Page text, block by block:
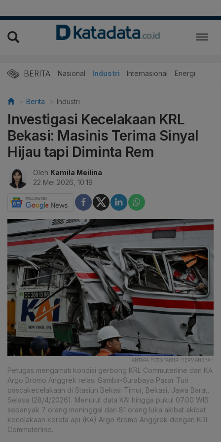
BERITA Nasional Industri Internasional Energi
Berita Industri
Investigasi Kecelakaan KRL
Bekasi: Masinis Terima Sinyal
Hijau tapi Diminta Rem
Oleh Kamila Meilina
22 Mei 2026, 10:19
ANTARA FOTO/FAKHRI HERMANSYAH
Petugas mengamati kondisi gerbong KRL Commuterline dan KA
Argo Bromo Anggrek relasi Gambir-Surabaya Pasar Turi
pascakecelakaan di Stasiun Bekasi Timur, Bekasi, Jawa Barat,
Selasa (28/4/2026). Menurut data KAI hingga pukul 07.00 WIB
sebanyak 7 orang meninggal dan 81 orang luka akibat akibat
kecelakaan kereta api (KA) Argo Bromo Anggrek dengan KRL
Commuterline.